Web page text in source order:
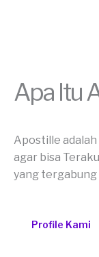
Apa Itu
Apostille
agar bisa
yang tergabung
Profile Kami